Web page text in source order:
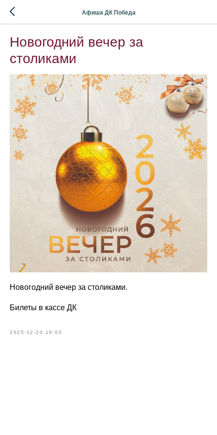
Афиша ДК Победа
Новогодний вечер за
столиками
Новогодний вечер за столиками.
Билеты в кассе ДК
2025-12-20 18:00